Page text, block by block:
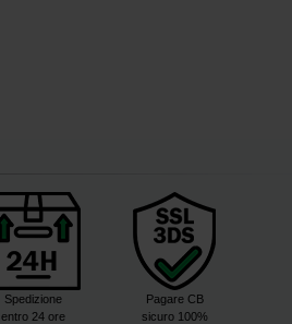
Spedizione
entro 24 ore
Pagare CB
sicuro 100%